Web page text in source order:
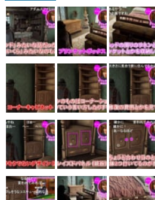
アプリレビュー
その他
電ファミニコゲーマーとは？
運営：株式会社マレ